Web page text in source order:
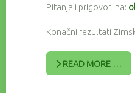
Pitanja i prigovori na:
Konačni rezultati
READ MORE …